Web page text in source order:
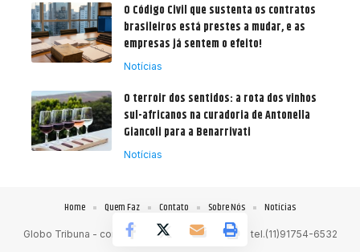
O Código Civil que sustenta os contratos
brasileiros está prestes a mudar, e as
empresas já sentem o efeito!
Notícias
O terroir dos sentidos: a rota dos vinhos
sul-africanos na curadoria de Antonella
Giancoli para a Benarrivati
Notícias
Globo Tribuna - contato@globotribuna.com.br - tel.(11)91754-6532
Home Quem Faz Contato Sobre Nós Notícias